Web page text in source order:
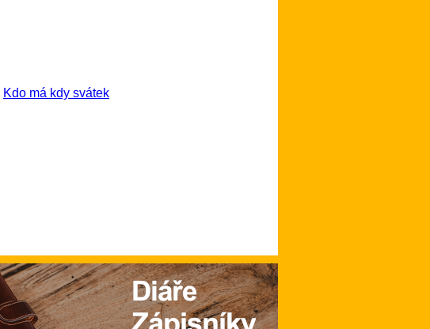
Kdo má kdy svátek